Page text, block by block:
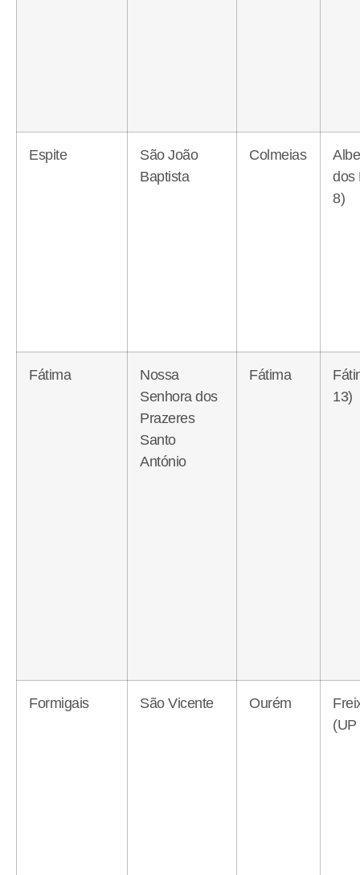
Espite
São João
Baptista
Colmeias
dos
8)
Fátima
Nossa
Senhora dos
Prazeres
Santo
António
Fátima
13)
Formigais São Vicente Ourém
(UP